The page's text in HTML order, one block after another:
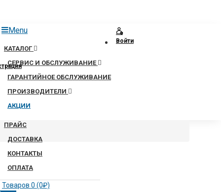
Menu
КАТАЛОГ
СЕРВИС И ОБСЛУЖИВАНИЕ
ГАРАНТИЙНОЕ ОБСЛУЖИВАНИЕ
ПРОИЗВОДИТЕЛИ
АКЦИИ
ПРАЙС
ДОСТАВКА
КОНТАКТЫ
ОПЛАТА
Товаров 0 (0₽)
Войти